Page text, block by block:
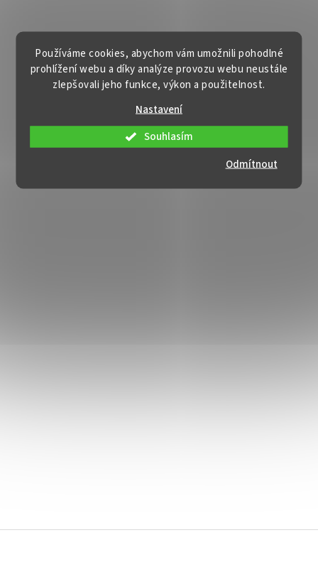
Používáme cookies, abychom vám umožnili pohodlné
prohlížení webu a díky analýze provozu webu neustále
zlepšovali jeho funkce, výkon a použitelnost.
Nastavení
Odmítnout
Souhlasím